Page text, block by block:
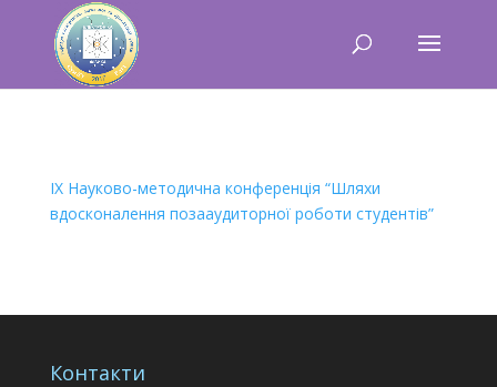
IX Науково-методична конференція “Шляхи
вдосконалення позааудиторної роботи студентів”
Контакти